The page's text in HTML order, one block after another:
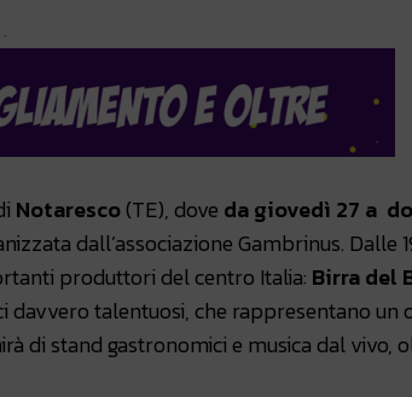
Notaresco(TE), dove da giovedì 27 a
dall’associazione Gambrinus. Dalle
produttori del centro Italia: Birra del
davvero talentuosi, che rappresentano un
di stand gastronomici e musica dal vivo,